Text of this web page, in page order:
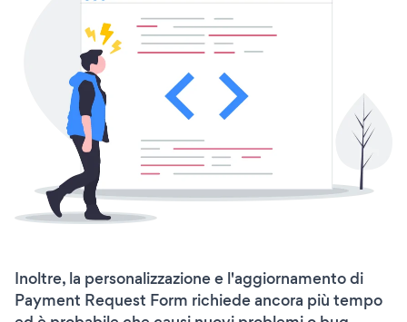
Inoltre, la personalizzazione e l'aggiornamento di
Payment Request Form richiede ancora più tempo